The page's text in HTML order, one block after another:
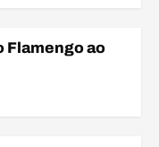
Flamengo ao